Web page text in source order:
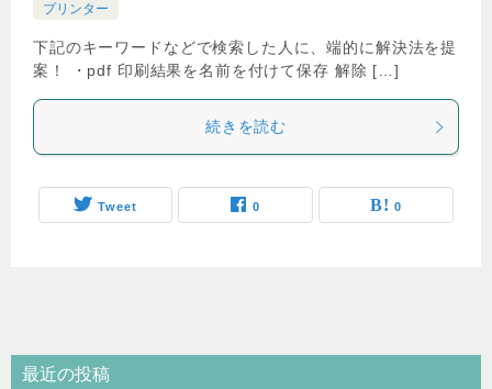
プリンター
下記のキーワードなどで検索した人に、端的に解決法を提
案！ ・pdf 印刷結果を名前を付けて保存 解除 […]
続きを読む
Tweet 0 0
最近の投稿